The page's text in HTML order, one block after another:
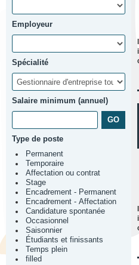
Employeur
Spécialité
Salaire minimum (annuel)
Type de poste
Permanent
Temporaire
Affectation ou contrat
Stage
Encadrement - Permanent
Encadrement - Affectation
Candidature spontanée
Occasionnel
Saisonnier
Étudiants et finissants
Temps plein
filled